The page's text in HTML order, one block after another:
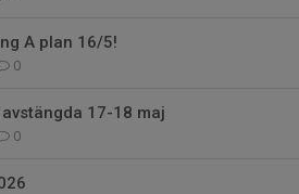
A plan 16/5!
0
17-18 maj
0